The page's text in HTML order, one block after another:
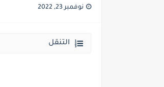
نوفمبر 23, 2022
التنقل